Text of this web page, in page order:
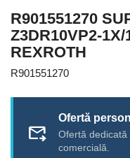
R901551270
Z3DR10VP2-
REXROTH
R901551270
forward_to_inbox
Ofertă
Ofertă
comercială.